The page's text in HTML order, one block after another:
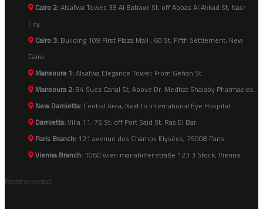
Cairo 2:Alsafwa Tower, 38 Al Batrawi St, off Abbas Al Akkad St, Nasr
City.
Cairo 3:Building 109 First Plaza Mall , 60 St, Fifth Settlement, New
Cairo.
Mansoura 1:Alsafwa Elegance Tower, From Gehan St.
Mansoura 2:84 Suez Canal St, Above Dr. Medhat Shalaby Pharmacies.
New Damietta:Central Area, Next to International Eye Hospital.
Damietta:Villa 11, 76 St, off Port Said St, Ras El Bar.
Paris Branch: 121 avenue des Champs Elysées, 75008 Paris.
Vienna Branch: 1060 wien mariahilfer straße 123 3 Stock, Vienna.
Rester en contact